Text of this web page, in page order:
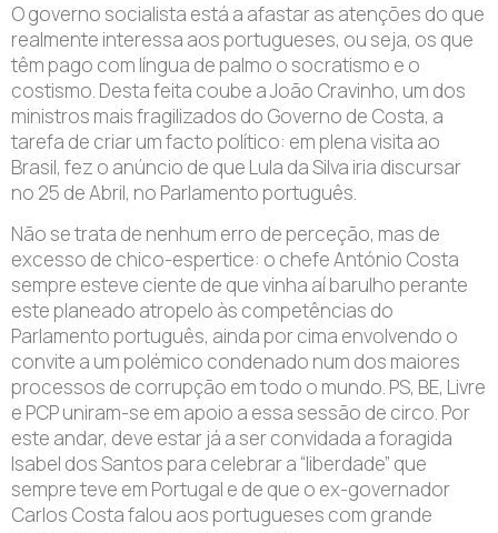
O governo socialista está a afastar as atenções do que
realmente interessa aos portugueses, ou seja, os que
têm pago com língua de palmo o socratismo e o
costismo. Desta feita coube a João Cravinho, um dos
ministros mais fragilizados do Governo de Costa, a
tarefa de criar um facto político: em plena visita ao
Brasil, fez o anúncio de que Lula da Silva iria discursar
no 25 de Abril, no Parlamento português.
Não se trata de nenhum erro de perceção, mas de
excesso de chico-espertice: o chefe António Costa
sempre esteve ciente de que vinha aí barulho perante
este planeado atropelo às competências do
Parlamento português, ainda por cima envolvendo o
convite a um polémico condenado num dos maiores
processos de corrupção em todo o mundo. PS, BE, Livre
e PCP uniram-se em apoio a essa sessão de circo. Por
este andar, deve estar já a ser convidada a foragida
Isabel dos Santos para celebrar a “liberdade” que
sempre teve em Portugal e de que o ex-governador
Carlos Costa falou aos portugueses com grande